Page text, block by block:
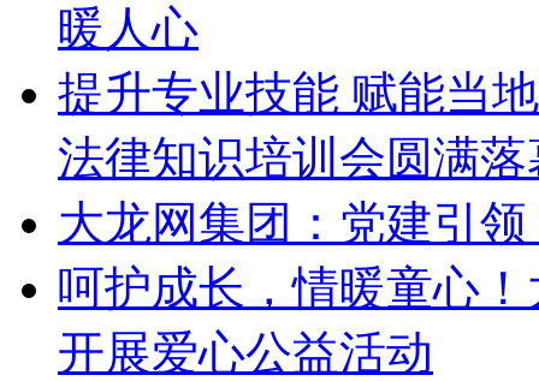
暖人心
提升专业技能 赋能当
法律知识培训会圆满落
大龙网集团：党建引
呵护成长，情暖童心
开展爱心公益活动